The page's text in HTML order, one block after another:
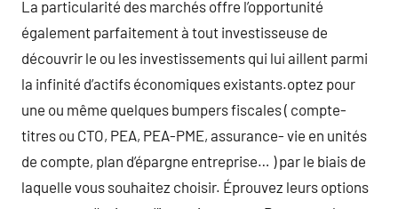
La particularité des marchés offre l’opportunité
également parfaitement à tout investisseuse de
découvrir le ou les investissements qui lui aillent parmi
la infinité d’actifs économiques existants.optez pour
une ou même quelques bumpers fiscales ( compte-
titres ou CTO, PEA, PEA-PME, assurance- vie en unités
de compte, plan d’épargne entreprise… ) par le biais de
laquelle vous souhaitez choisir. Éprouvez leurs options